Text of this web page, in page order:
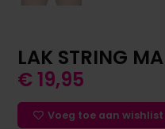
LAK STRING
€ 19,95
Voeg toe aan wishlist